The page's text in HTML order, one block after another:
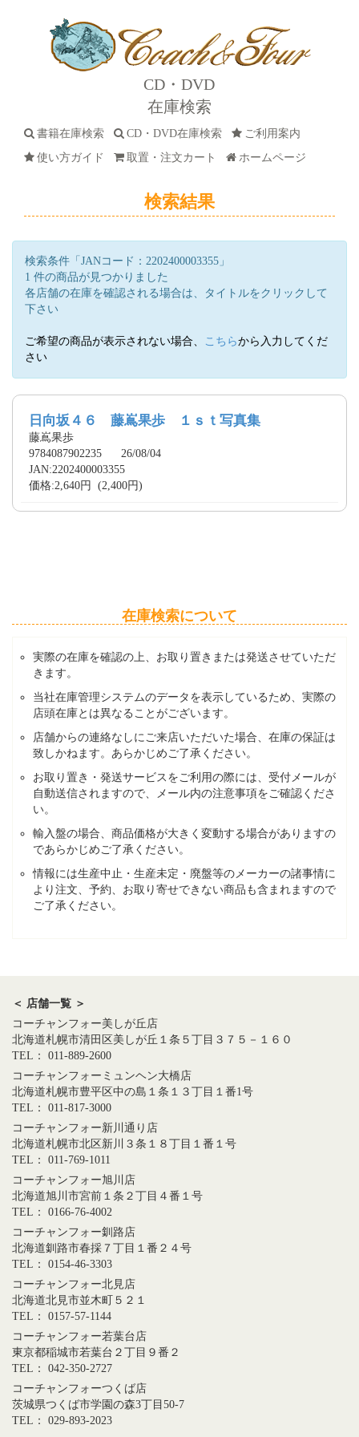
CD・DVD
在庫検索
書籍在庫検索 CD・DVD在庫検索
ご利用案内
使い方ガイド
取置・注文カート ホームページ
検索結果
検索条件「JANコード：2202400003355」
1 件の商品が見つかりました
各店舗の在庫を確認される場合は、タイトルをクリックして
下さい
ご希望の商品が表示されない場合、 こちらから入力してくだ
さい
日向坂４６ 藤嶌果歩 １ｓｔ写真集
藤嶌果歩
9784087902235 26/08/04
JAN:2202400003355
価格:2,640円 (2,400円)
在庫検索について
実際の在庫を確認の上、お取り置きまたは発送させていただ
きます。
当社在庫管理システムのデータを表示しているため、実際の
店頭在庫とは異なることがございます。
店舗からの連絡なしにご来店いただいた場合、在庫の保証は
致しかねます。あらかじめご了承ください。
お取り置き・発送サービスをご利用の際には、受付メールが
自動送信されますので、メール内の注意事項をご確認くださ
い。
輸入盤の場合、商品価格が大きく変動する場合がありますの
であらかじめご了承ください。
情報には生産中止・生産未定・廃盤等のメーカーの諸事情に
より注文、予約、お取り寄せできない商品も含まれますので
ご了承ください。
＜ 店舗一覧 ＞
コーチャンフォー美しが丘店
北海道札幌市清田区美しが丘１条５丁目３７５－１６０
TEL： 011-889-2600
コーチャンフォーミュンヘン大橋店
北海道札幌市豊平区中の島１条１３丁目１番1号
TEL： 011-817-3000
コーチャンフォー新川通り店
北海道札幌市北区新川３条１８丁目１番１号
TEL： 011-769-1011
コーチャンフォー旭川店
北海道旭川市宮前１条２丁目４番１号
TEL： 0166-76-4002
コーチャンフォー釧路店
北海道釧路市春採７丁目１番２４号
TEL： 0154-46-3303
コーチャンフォー北見店
北海道北見市並木町５２１
TEL： 0157-57-1144
コーチャンフォー若葉台店
東京都稲城市若葉台２丁目９番２
TEL： 042-350-2727
コーチャンフォーつくば店
茨城県つくば市学園の森3丁目50-7
TEL： 029-893-2023